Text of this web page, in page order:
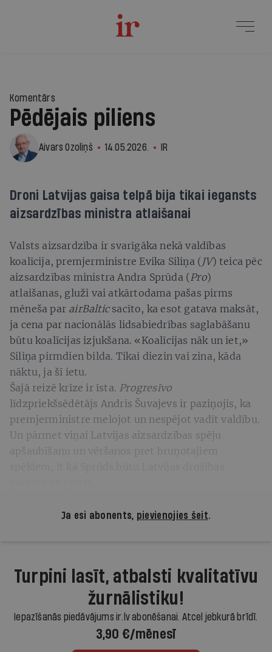
Komentārs
Pēdējais piliens
Aivars Ozoliņš 14.05.2026. IR
Droni Latvijas gaisa telpā bija tikai iegansts
aizsardzības ministra atlaišanai
Valsts aizsardzība ir svarīgāka nekā valdības
koalīcija, premjerministre Evika Siliņa ( JV) teica pēc
aizsardzības ministra Andra Sprūda (Pro)
atlaišanas, gluži vai atkārtodama pašas pirms
mēneša par airBaltic sacīto, ka esot gatava maksāt,
ja cena par nacionālās lidsabiedrības saglabāšanu
būtu koalīcijas izjukšana. «Koalīcijas nāk un iet,»
Siliņa pirmdien bilda. Tikai diezin vai zina, kāda
nāktu, ja šī ietu.
Šajā reizē krīze ir īsta. Progresīvo
līdzpriekšsēdētājs Andris Šuvajevs ir paziņojis, ka
premjerministre melojot un nespējot vadīt valdību.
Un pārmet viņai Latvijas aizsardzības spēju
apšaubīšanu un vēršanos pret bruņotajiem
Ja esi abonents, pievienojies šeit.
Turpini lasīt, atbalsti kvalitatīvu
žurnālistiku!
Iepazīšanās piedāvājums ir.lv abonēšanai. Atcel jebkurā brīdī.
3,90 €/mēnesī